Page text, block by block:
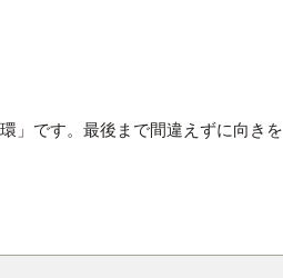
」です。最後まで間違えずに向きを